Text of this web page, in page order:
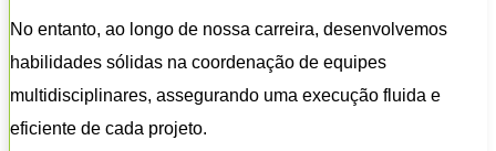
No entanto, ao longo de nossa carreira, desenvolvemos
habilidades sólidas na coordenação de equipes
multidisciplinares, assegurando uma execução fluida e
eficiente de cada projeto.